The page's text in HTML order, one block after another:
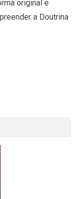
original e
a Doutrina